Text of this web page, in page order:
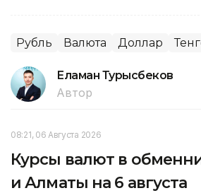
Рубль Валюта Доллар
Еламан Турысбеков
Автор
08:21, 06 Августа 2026
Курсы валют в
и Алматы на 6 августа